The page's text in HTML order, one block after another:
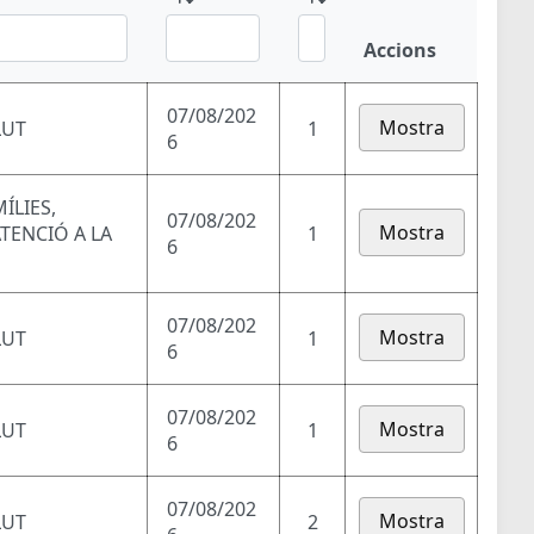
Accions
07/08/202
6
1 Mostra
A LA
07/08/202
6
1 Mostra
07/08/202
6
1 Mostra
07/08/202
6
1 Mostra
07/08/202
2 Mostra